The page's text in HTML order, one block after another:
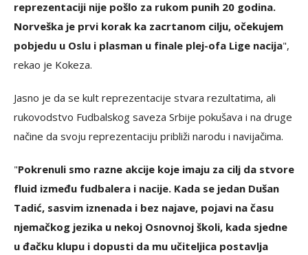
reprezentaciji nije pošlo za rukom punih 20 godina.
Norveška je prvi korak ka zacrtanom cilju, očekujem
pobjedu u Oslu i plasman u finale plej-ofa Lige nacija",
rekao je Kokeza.
Jasno je da se kult reprezentacije stvara rezultatima, ali
rukovodstvo Fudbalskog saveza Srbije pokušava i na druge
načine da svoju reprezentaciju približi narodu i navijačima.
"Pokrenuli smo razne akcije koje imaju za cilj da stvore
fluid između fudbalera i nacije. Kada se jedan Dušan
Tadić, sasvim iznenada i bez najave, pojavi na času
njemačkog jezika u nekoj Osnovnoj školi, kada sjedne
u đačku klupu i dopusti da mu učiteljica postavlja